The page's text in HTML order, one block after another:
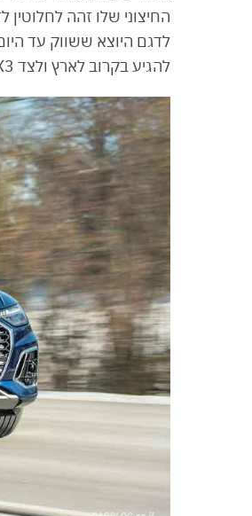
החיצוני שלו זהה
להגיע בקרוב לארץ ולצד BMW X3, מרצדס GLC ושליטת קטגוריית הפלאג-אין, וולוו XC60.